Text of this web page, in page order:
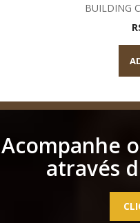
BUILDING
Acompanhe
através